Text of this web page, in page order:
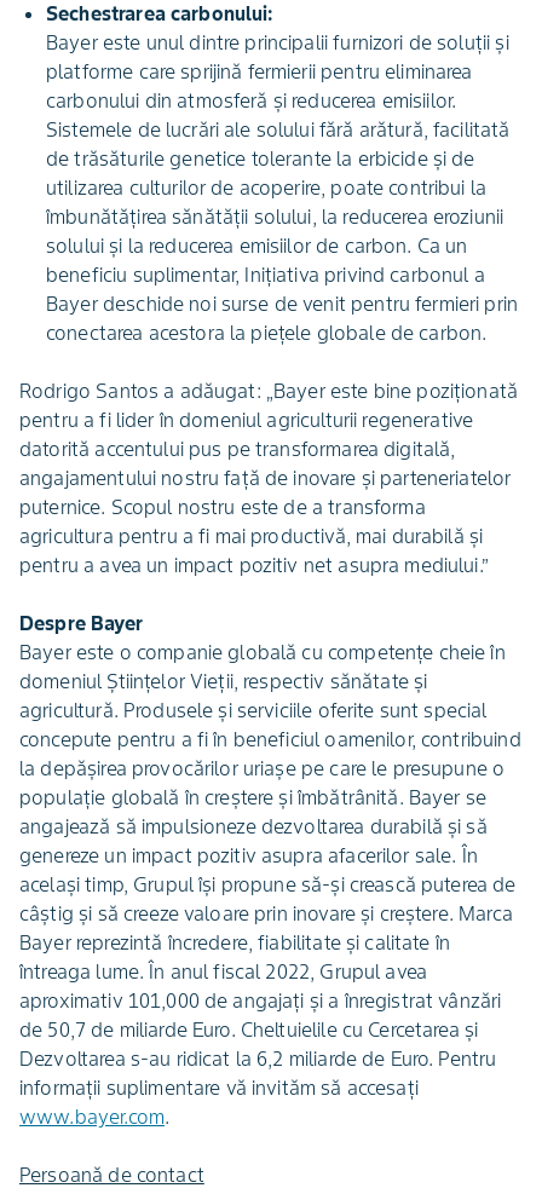
Sechestrarea carbonului:
Bayer este unul dintre principalii furnizori de soluții și
platforme care sprijină fermierii pentru eliminarea
carbonului din atmosferă și reducerea emisiilor.
Sistemele de lucrări ale solului fără arătură, facilitată
de trăsăturile genetice tolerante la erbicide și de
utilizarea culturilor de acoperire, poate contribui la
îmbunătățirea sănătății solului, la reducerea eroziunii
solului și la reducerea emisiilor de carbon. Ca un
beneficiu suplimentar, Inițiativa privind carbonul a
Bayer deschide noi surse de venit pentru fermieri prin
conectarea acestora la piețele globale de carbon.
Rodrigo Santos a adăugat: „Bayer este bine poziționată
pentru a fi lider în domeniul agriculturii regenerative
datorită accentului pus pe transformarea digitală,
angajamentului nostru față de inovare și parteneriatelor
puternice. Scopul nostru este de a transforma
agricultura pentru a fi mai productivă, mai durabilă și
pentru a avea un impact pozitiv net asupra mediului.”
Despre Bayer
Bayer este o companie globală cu competenţe cheie în
domeniul Ştiinţelor Vieţii, respectiv sănătate şi
agricultură. Produsele şi serviciile oferite sunt special
concepute pentru a fi în beneficiul oamenilor, contribuind
la depăşirea provocărilor uriaşe pe care le presupune o
populaţie globală în creştere şi îmbătrânită. Bayer se
angajează să impulsioneze dezvoltarea durabilă și să
genereze un impact pozitiv asupra afacerilor sale. În
același timp, Grupul își propune să-și crească puterea de
câștig și să creeze valoare prin inovare și creștere. Marca
Bayer reprezintă încredere, fiabilitate și calitate în
întreaga lume. În anul fiscal 2022, Grupul avea
aproximativ 101,000 de angajaţi şi a înregistrat vânzări
de 50,7 de miliarde Euro. Cheltuielile cu Cercetarea şi
Dezvoltarea s-au ridicat la 6,2 miliarde de Euro. Pentru
informaţii suplimentare vă invităm să accesaţi
www.bayer.com.
Persoană de contact